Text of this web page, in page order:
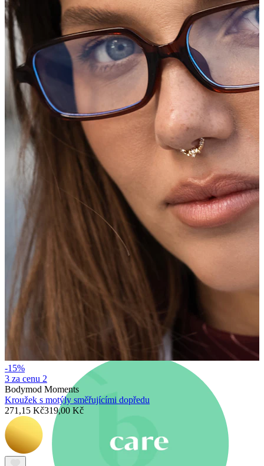
Roztahování uší
Zlaté 14k šperky
Nakupuj titan
Novinky
Kup 4, zaplať za 3
Nakup Bodymod Moments
-15%
3 za cenu 2
Bodymod Moments
Kroužek s motýly směřujícími dopředu
271,15 Kč319,00 Kč